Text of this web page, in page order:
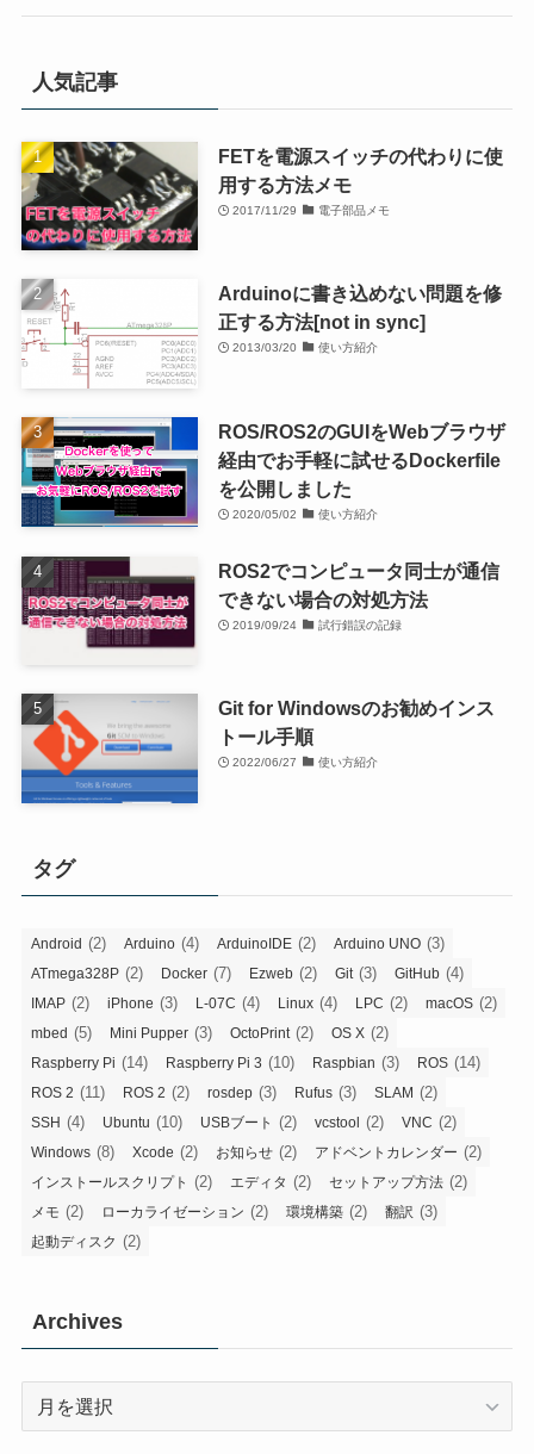
人気記事
FETを電源スイッチの代わりに使
用する方法メモ
2017/11/29 電子部品メモ
Arduinoに書き込めない問題を修
正する方法[not in sync]
2013/03/20 使い方紹介
ROS/ROS2のGUIをWebブラウザ
経由でお手軽に試せるDockerfile
を公開しました
2020/05/02 使い方紹介
ROS2でコンピュータ同士が通信
できない場合の対処方法
2019/09/24 試行錯誤の記録
Git for Windowsのお勧めインス
トール手順
2022/06/27 使い方紹介
タグ
Android (2) Arduino (4) ArduinoIDE (2) Arduino UNO (3)
ATmega328P (2) Docker (7) Ezweb (2) Git(3) GitHub (4)
IMAP (2) iPhone (3) L-07C (4) Linux (4) LPC (2) macOS (2)
mbed (5) Mini Pupper (3) OctoPrint(2) OS X (2)
Raspberry Pi (14) Raspberry Pi 3 (10) Raspbian (3) ROS (14)
ROS 2 (11) ROS 2 (2) rosdep (3) Rufus (3) SLAM (2)
SSH (4) Ubuntu (10) USBブート (2) vcstool (2) VNC (2)
Windows (8) Xcode (2) お知らせ (2) アドベントカレンダー (2)
インストールスクリプト (2) エディタ (2) セットアップ方法 (2)
メモ (2) ローカライゼーション (2) 環境構築 (2) 翻訳 (3)
起動ディスク (2)
Archives
Archives